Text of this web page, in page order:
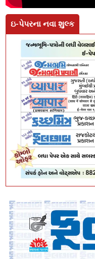
ઇ-પેપરના નવા શુલ્ક